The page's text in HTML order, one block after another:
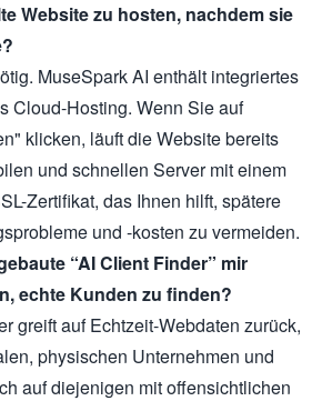
Website zu hosten, nachdem sie
MuseSpark AI enthält integriertes
Cloud-Hosting. Wenn Sie auf
klicken, läuft die Website bereits
und schnellen Server mit einem
Zertifikat, das Ihnen hilft, spätere
und -kosten zu vermeiden.
“AI Client Finder” mir
echte Kunden zu finden?
greift auf Echtzeit-Webdaten zurück,
physischen Unternehmen und
auf diejenigen mit offensichtlichen